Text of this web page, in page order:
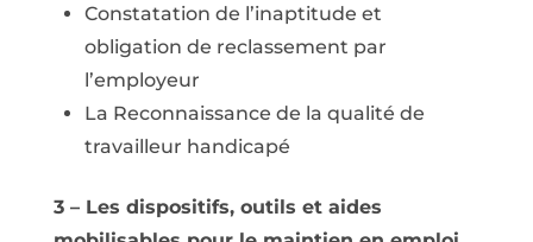
Constatation de l’inaptitude et
obligation de reclassement par
l’employeur
La Reconnaissance de la qualité de
travailleur handicapé
3 – Les dispositifs, outils et aides